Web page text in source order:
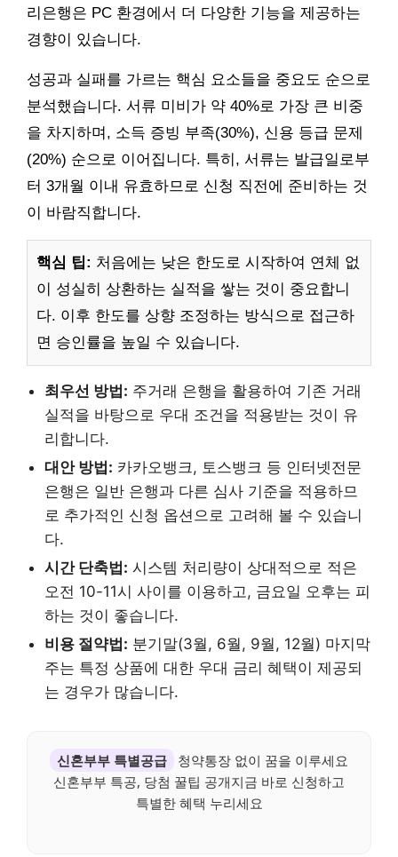
리은행은 PC 환경에서 더 다양한 기능을 제공하는
경향이 있습니다.
성공과 실패를 가르는 핵심 요소들을 중요도 순으로
분석했습니다. 서류 미비가 약 40%로 가장 큰 비중
을 차지하며, 소득 증빙 부족(30%), 신용 등급 문제
(20%) 순으로 이어집니다. 특히, 서류는 발급일로부
터 3개월 이내 유효하므로 신청 직전에 준비하는 것
이 바람직합니다.
핵심 팁: 처음에는 낮은 한도로 시작하여 연체 없
이 성실히 상환하는 실적을 쌓는 것이 중요합니
다. 이후 한도를 상향 조정하는 방식으로 접근하
면 승인률을 높일 수 있습니다.
최우선 방법: 주거래 은행을 활용하여 기존 거래
실적을 바탕으로 우대 조건을 적용받는 것이 유
리합니다.
대안 방법: 카카오뱅크, 토스뱅크 등 인터넷전문
은행은 일반 은행과 다른 심사 기준을 적용하므
로 추가적인 신청 옵션으로 고려해 볼 수 있습니
다.
시간 단축법: 시스템 처리량이 상대적으로 적은
오전 10-11시 사이를 이용하고, 금요일 오후는 피
하는 것이 좋습니다.
비용 절약법: 분기말(3월, 6월, 9월, 12월) 마지막
주는 특정 상품에 대한 우대 금리 혜택이 제공되
는 경우가 많습니다.
신혼부부 특별공급
청약통장 없이 꿈을 이루세요
신혼부부 특공, 당첨 꿀팁 공개지금 바로 신청하고
특별한 혜택 누리세요